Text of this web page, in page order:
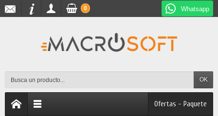
Whatsapp
OK
0
Ofertas - Paquete